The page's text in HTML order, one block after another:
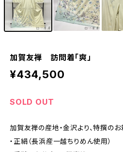
加賀友禅 訪問着「爽」
¥434,500
SOLD OUT
加賀友禅の産地・金沢より、特撰の
・正絹（長浜産一越ちりめん使用）